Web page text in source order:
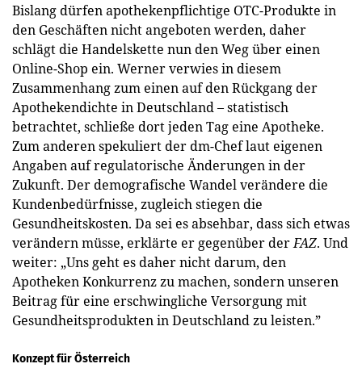
Bislang dürfen apothekenpflichtige OTC-Produkte in
den Geschäften nicht angeboten werden, daher
schlägt die Handelskette nun den Weg über einen
Online-Shop ein. Werner verwies in diesem
Zusammenhang zum einen auf den Rückgang der
Apothekendichte in Deutschland – statistisch
betrachtet, schließe dort jeden Tag eine Apotheke.
Zum anderen spekuliert der dm-Chef laut eigenen
Angaben auf regulatorische Änderungen in der
Zukunft. Der demografische Wandel verändere die
Kundenbedürfnisse, zugleich stiegen die
Gesundheitskosten. Da sei es absehbar, dass sich etwas
verändern müsse, erklärte er gegenüber derFAZ. Und
weiter: „Uns geht es daher nicht darum, den
Apotheken Konkurrenz zu machen, sondern unseren
Beitrag für eine erschwingliche Versorgung mit
Gesundheitsprodukten in Deutschland zu leisten.”
Konzept für Österreich